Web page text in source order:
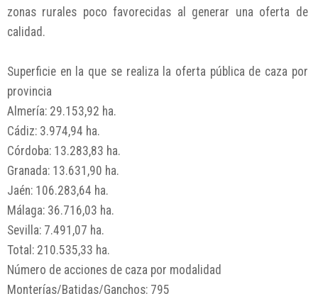
zonas rurales poco favorecidas al generar una oferta de
calidad.
Superficie en la que se realiza la oferta pública de caza por
provincia
Almería: 29.153,92 ha.
Cádiz: 3.974,94 ha.
Córdoba: 13.283,83 ha.
Granada: 13.631,90 ha.
Jaén: 106.283,64 ha.
Málaga: 36.716,03 ha.
Sevilla: 7.491,07 ha.
Total: 210.535,33 ha.
Número de acciones de caza por modalidad
Monterías/Batidas/Ganchos: 795